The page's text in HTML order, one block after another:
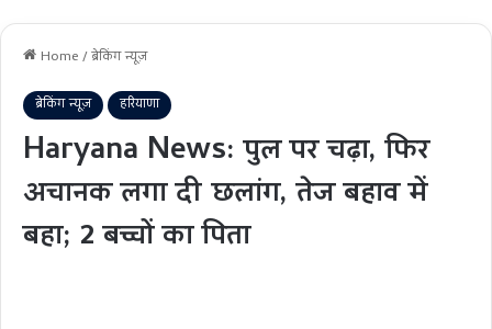
Home/ब्रेकिंग न्यूज़
ब्रेकिंग न्यूज़ हरियाणा
Haryana News: पुल पर चढ़ा, फिर
अचानक लगा दी छलांग, तेज बहाव में
बहा; 2 बच्चों का पिता